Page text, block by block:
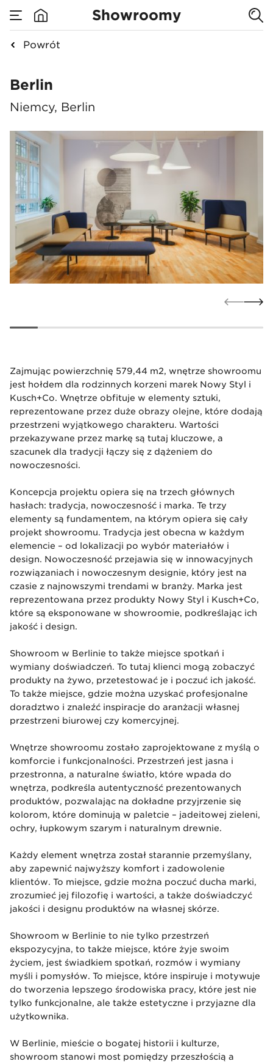
Showroomy
Powrót
Berlin
Berlin
Niemcy, Berlin
Zajmując powierzchnię 579,44 m2, wnętrze showroomu
jest hołdem dla rodzinnych korzeni marek Nowy Styl i
Kusch+Co. Wnętrze obfituje w elementy sztuki,
reprezentowane przez duże obrazy olejne, które dodają
przestrzeni wyjątkowego charakteru. Wartości
przekazywane przez markę są tutaj kluczowe, a
szacunek dla tradycji łączy się z dążeniem do
nowoczesności.
Koncepcja projektu opiera się na trzech głównych
hasłach: tradycja, nowoczesność i marka. Te trzy
elementy są fundamentem, na którym opiera się cały
projekt showroomu. Tradycja jest obecna w każdym
elemencie – od lokalizacji po wybór materiałów i
design. Nowoczesność przejawia się w innowacyjnych
rozwiązaniach i nowoczesnym designie, który jest na
czasie z najnowszymi trendami w branży. Marka jest
reprezentowana przez produkty Nowy Styl i Kusch+Co,
które są eksponowane w showroomie, podkreślając ich
jakość i design.
Showroom w Berlinie to także miejsce spotkań i
wymiany doświadczeń. To tutaj klienci mogą zobaczyć
produkty na żywo, przetestować je i poczuć ich jakość.
To także miejsce, gdzie można uzyskać profesjonalne
doradztwo i znaleźć inspiracje do aranżacji własnej
przestrzeni biurowej czy komercyjnej.
Wnętrze showroomu zostało zaprojektowane z myślą o
komforcie i funkcjonalności. Przestrzeń jest jasna i
przestronna, a naturalne światło, które wpada do
wnętrza, podkreśla autentyczność prezentowanych
produktów, pozwalając na dokładne przyjrzenie się
kolorom, które dominują w paletcie – jadeitowej zieleni,
ochry, łupkowym szarym i naturalnym drewnie.
Każdy element wnętrza został starannie przemyślany,
aby zapewnić najwyższy komfort i zadowolenie
klientów. To miejsce, gdzie można poczuć ducha marki,
zrozumieć jej filozofię i wartości, a także doświadczyć
jakości i designu produktów na własnej skórze.
Showroom w Berlinie to nie tylko przestrzeń
ekspozycyjna, to także miejsce, które żyje swoim
życiem, jest świadkiem spotkań, rozmów i wymiany
myśli i pomysłów. To miejsce, które inspiruje i motywuje
do tworzenia lepszego środowiska pracy, które jest nie
tylko funkcjonalne, ale także estetyczne i przyjazne dla
użytkownika.
W Berlinie, mieście o bogatej historii i kulturze,
showroom stanowi most pomiędzy przeszłością a